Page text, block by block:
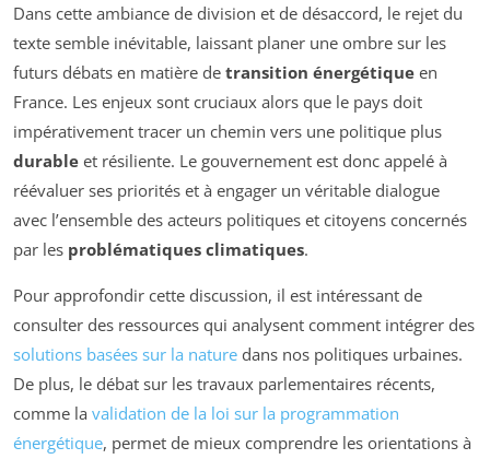
Dans cette ambiance de division et de désaccord, le rejet du
texte semble inévitable, laissant planer une ombre sur les
futurs débats en matière de transition énergétique en
France. Les enjeux sont cruciaux alors que le pays doit
impérativement tracer un chemin vers une politique plus
durable et résiliente. Le gouvernement est donc appelé à
réévaluer ses priorités et à engager un véritable dialogue
avec l’ensemble des acteurs politiques et citoyens concernés
par les problématiques climatiques.
Pour approfondir cette discussion, il est intéressant de
consulter des ressources qui analysent comment intégrer des
solutions basées sur la nature dans nos politiques urbaines.
De plus, le débat sur les travaux parlementaires récents,
comme la validation de la loi sur la programmation
énergétique, permet de mieux comprendre les orientations à